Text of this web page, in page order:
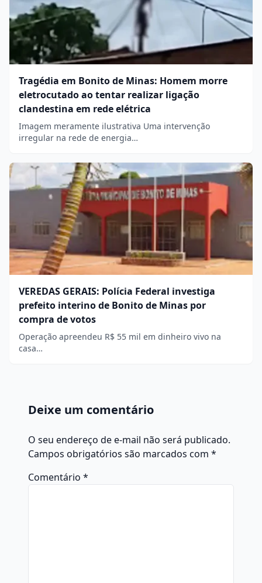
Tragédia em Bonito de Minas: Homem morre
eletrocutado ao tentar realizar ligação
clandestina em rede elétrica
Imagem meramente ilustrativa Uma intervenção
irregular na rede de energia…
VEREDAS GERAIS: Polícia Federal investiga
prefeito interino de Bonito de Minas por
compra de votos
Operação apreendeu R$ 55 mil em dinheiro vivo na
casa…
Deixe um comentário
O seu endereço de e-mail não será publicado.
Campos obrigatórios são marcados com *
Comentário *